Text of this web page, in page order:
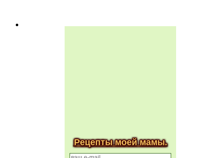
Рецепты моей мамы.